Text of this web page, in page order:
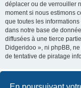
déplacer ou de verrouiller
moment si nous estimons
que toutes les
dans notre base de
diffusées à une tierce
Didgeridoo », ni phpBB,
de tentative de piratage